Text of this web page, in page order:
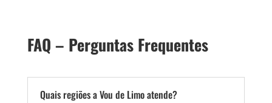
FAQ – Perguntas Frequentes
Quais regiões a Vou de Limo atende?